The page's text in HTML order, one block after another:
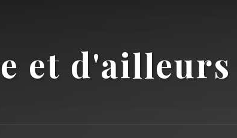
et d'ailleurs